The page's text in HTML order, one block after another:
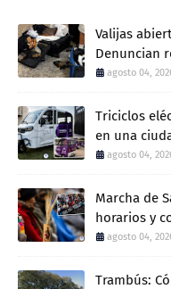
Valijas
Denuncian
agosto 04,
Triciclos
en una
agosto 04,
Marcha de
horarios y
agosto 04,
Trambús: